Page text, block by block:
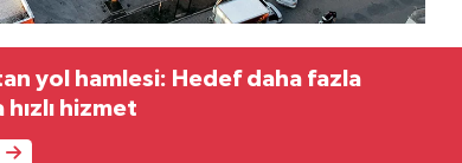
yol hamlesi: Hedef daha fazla
hizmet